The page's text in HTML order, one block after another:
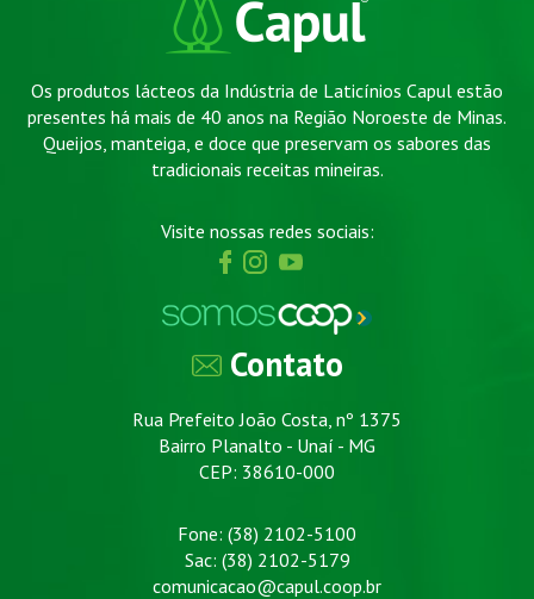
Os produtos lácteos da Indústria de Laticínios Capul estão
presentes há mais de 40 anos na Região Noroeste de Minas.
Queijos, manteiga, e doce que preservam os sabores das
tradicionais receitas mineiras.
Visite nossas redes sociais:
Contato
Rua Prefeito João Costa, nº 1375
Bairro Planalto - Unaí - MG
CEP: 38610-000
Fone: (38) 2102-5100
Sac: (38) 2102-5179
comunicacao@capul.coop.br